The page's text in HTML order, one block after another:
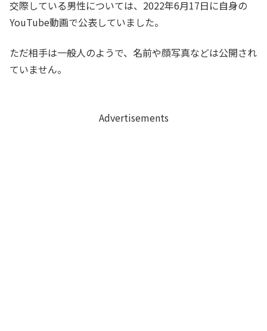
交際している男性については、2022年6月17日に自身の
YouTube動画で公表していました。
ただ相手は一般人のようで、名前や顔写真などは公開され
ていません。
Advertisements